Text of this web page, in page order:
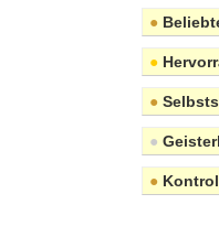
●
●
●
●
●